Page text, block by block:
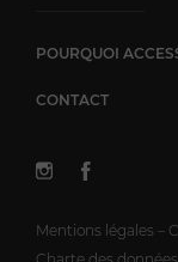
POURQUOI
CONTACT
Mentions légales –